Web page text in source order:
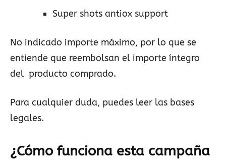
Super shots antiox support
No indicado importe máximo, por lo que se
entiende que reembolsan el importe íntegro
del producto comprado.
Para cualquier duda, puedes leer las bases
legales.
¿Cómo funciona esta campaña